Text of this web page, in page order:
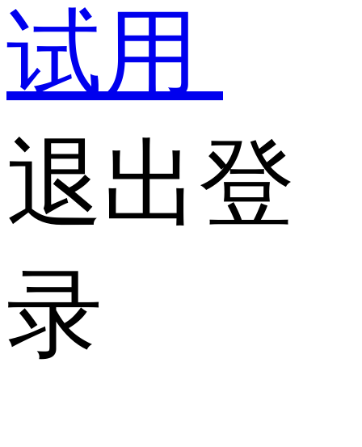
试用
退出登
录